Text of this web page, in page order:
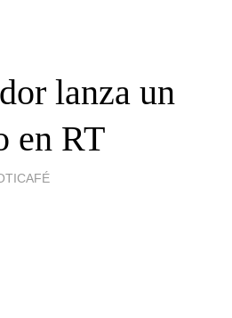
lanza un
en RT